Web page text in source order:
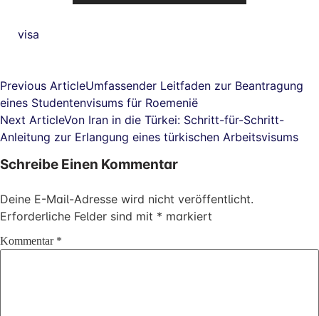
visa
Previous ArticleUmfassender Leitfaden zur Beantragung
eines Studentenvisums für Roemenië
Next ArticleVon Iran in die Türkei: Schritt-für-Schritt-
Anleitung zur Erlangung eines türkischen Arbeitsvisums
Schreibe Einen Kommentar
Deine E-Mail-Adresse wird nicht veröffentlicht.
Erforderliche Felder sind mit * markiert
Kommentar *